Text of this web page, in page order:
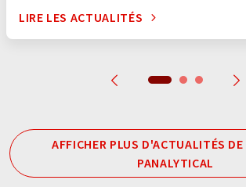
grammaire. L'article original dans Anglais
LIRE LES ACTUALITÉS
AFFICHER PLUS D'ACTUALITÉS DE
PANALYTICAL